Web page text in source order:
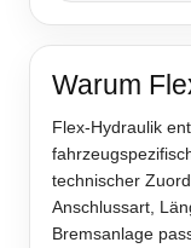
Warum
Flex-Hydraulik
technischer
Anschlussart,
Bremsanlage